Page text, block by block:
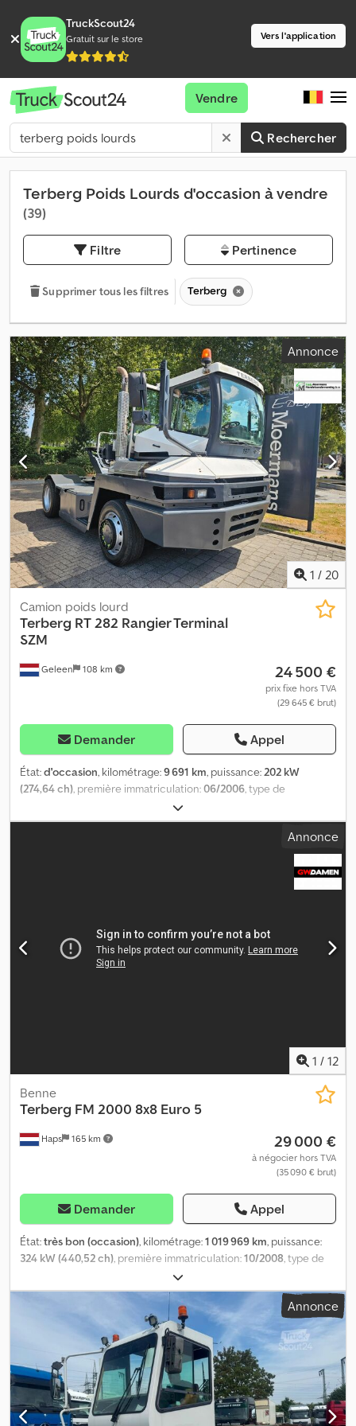
TruckScout24
Gratuit sur le store Vers l'application
Rechercher
Vendre
Terberg Poids Lourds d'occasion à vendre
(39)
Filtre Pertinence
Supprimer tous les filtres Terberg
Annonce
1 / 20
Geleen 108 km
Camion poids lourd
Terberg RT 282 Rangier Terminal
SZM
24 500 €
prix fixe hors TVA
(29 645 € brut)
Demander Appel
État:d'occasion, kilométrage:9 691 km, puissance:202 kW
(274,64 ch), première immatriculation:06/2006, type de
48 000 kg
essieux, couleur:bleu, type d'engrenage:automatique, Terberg
RT 282 4x4, chariot de manœuvre pour terminal SZM Année de
fabrication : 2006 9 691 heures de fonctionnement Boîte de
vitesses automatique ZF 6WG260, 6 rapports avant et 3 rapports
arrière Suspension à ressorts en acier à l’avant, suspension
Moteur : Mercedes, 275 ch, 6 cylindres, diesel Raccordement
hydraulique Dimensions de transport : L 500 cm, l 255 cm, H 300
cm Pour les vidéos, veuillez nous contacter via WhatsApp. Sous
Annonce
1 / 12
Haps 165 km
Benne
Terberg FM 2000 8x8 Euro 5
29 000 €
à négocier hors TVA
(35 090 € brut)
Demander Appel
État:très bon (occasion), kilométrage:1 019 969 km, puissance:
324 kW (440,52 ch) , première immatriculation:10/2008 , type de
, configuration d'essieux:
6 600 mm, carburant:diesel, freins:frein moteur, couleur:rouge,
cabine courte, type d'engrenage:
, nombre de vitesses:16 , classe d'émission: Euro 5
longueur totale: 9 500 mm , largeur totale: 2 550 mm, Année de
construction:2008 , Équipement:ABS, climatisation, phares
antibrouillard, régulateur de vitesse, régulation électrique des
vitres, rétroviseur électrique, = Autres options et équipements =
- Réservoir de carburant en aluminium - Servo-frein - Limiteur de
Annonce